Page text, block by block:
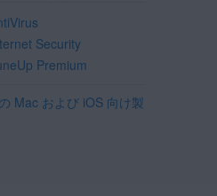
Security
Premium
Mac および iOS 向け製